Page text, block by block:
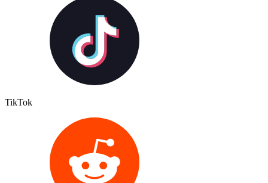
TikTok